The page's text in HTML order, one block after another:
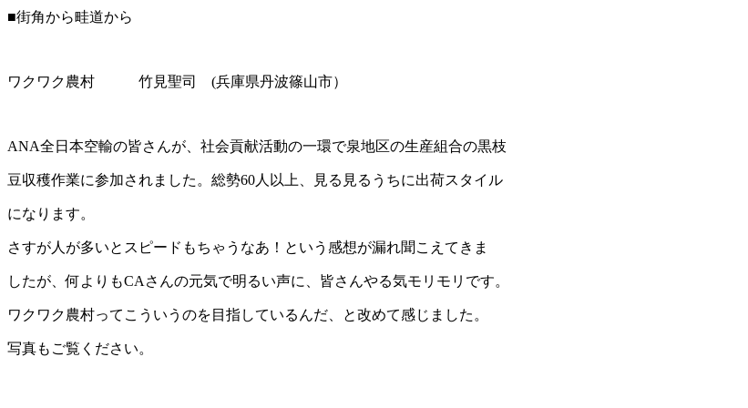
■街角から畦道から
ワクワク農村 竹見聖司 (兵庫県丹波篠山市）
ANA全日本空輸の皆さんが、社会貢献活動の一環で泉地区の生産組合の黒枝
豆収穫作業に参加されました。総勢60人以上、見る見るうちに出荷スタイル
になります。
さすが人が多いとスピードもちゃうなあ！という感想が漏れ聞こえてきま
したが、何よりもCAさんの元気で明るい声に、皆さんやる気モリモリです。
ワクワク農村ってこういうのを目指しているんだ、と改めて感じました。
写真もご覧ください。